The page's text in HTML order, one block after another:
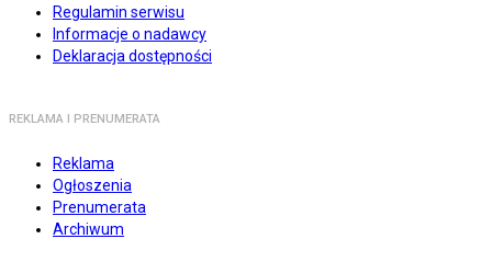
Regulamin serwisu
Informacje o nadawcy
Deklaracja dostępności
REKLAMA I PRENUMERATA
Reklama
Ogłoszenia
Prenumerata
Archiwum